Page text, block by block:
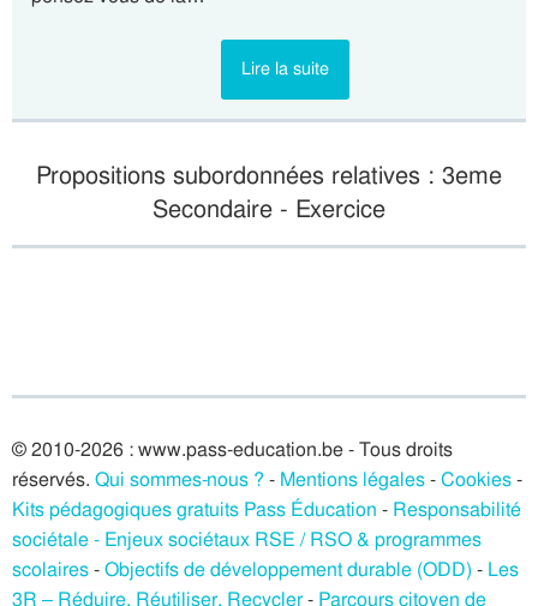
Lire la suite
Propositions subordonnées relatives : 3eme
Secondaire - Exercice
© 2010-2026 : www.pass-education.be - Tous droits
réservés. Qui sommes-nous ? - Mentions légales-Cookies-
Kits pédagogiques gratuits Pass Éducation - Responsabilité
sociétale - Enjeux sociétaux RSE / RSO & programmes
scolaires-Objectifs de développement durable (ODD) - Les
3R – Réduire, Réutiliser, Recycler- Parcours citoyen de